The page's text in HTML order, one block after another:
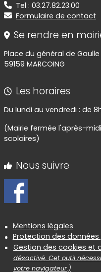
Tel : 03.27.82.23.00
Formulaire de contact
Se rendre en
Place du général de Gaulle
59159 MARCOING
Les horaires
Du lundi au vendredi : de
(Mairie fermée l'après-
scolaires)
Nous suivre
Informations
Mentions légales
Protection des données
Gestion des cookies et
désactivé. Cet outil
votre navigateur.)